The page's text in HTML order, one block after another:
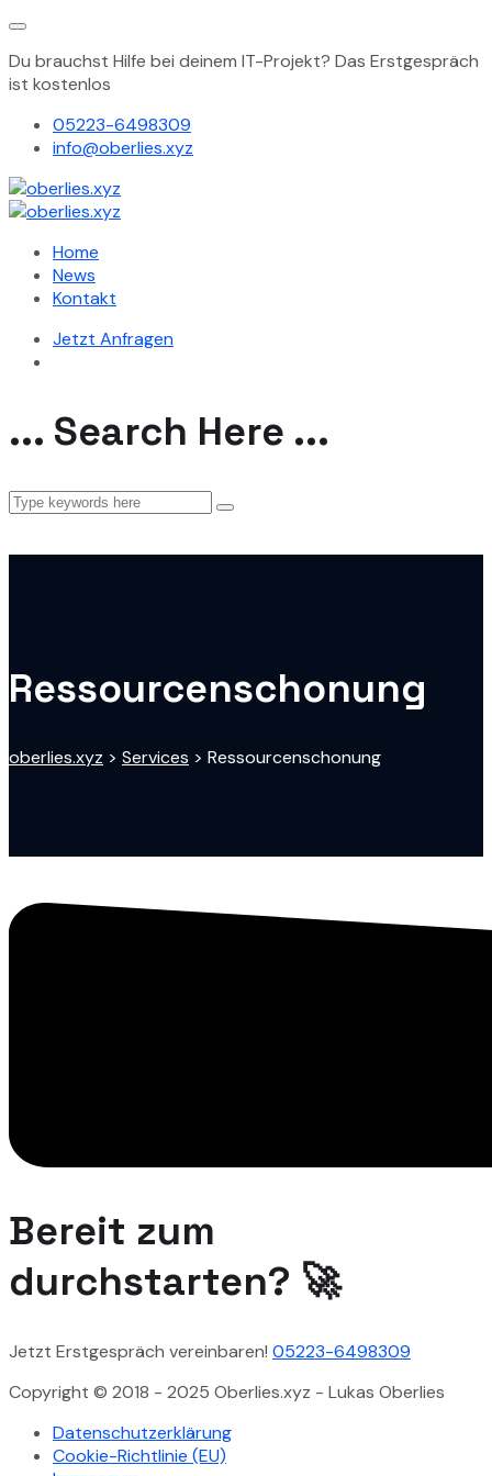
Du brauchst Hilfe bei deinem IT-Projekt? Das Erstgespräch
ist kostenlos
05223-6498309
info@oberlies.xyz
Home
News
Kontakt
Jetzt Anfragen
... Search Here ...
Ressourcenschonung
oberlies.xyz > Services > Ressourcenschonung
Bereit zum
durchstarten? 🚀
Jetzt Erstgespräch vereinbaren! 05223-6498309
Copyright © 2018 - 2025 Oberlies.xyz - Lukas Oberlies
Datenschutzerklärung
Cookie-Richtlinie (EU)